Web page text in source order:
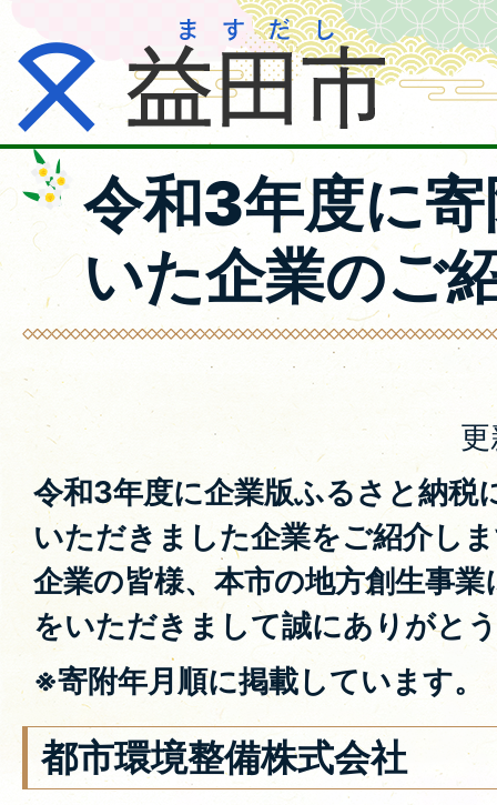
令和3年度に
いた企業のご
令和3年度に企業版ふるさと納税
いただきました企業をご紹介し
企業の皆様、本市の地方創生事
をいただきまして誠にありがと
※寄附年月順に掲載しています。
都市環境整備株式会社